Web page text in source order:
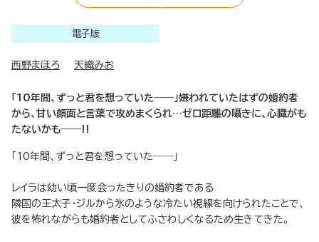
電子版
西野まほろ 天織みお
「10年間、ずっと君を想っていた――」嫌われていたはずの婚約者
から、甘い顔面と言葉で攻めまくられ…ゼロ距離の囁きに、心臓がも
たないかも――!!
「10年間、ずっと君を想っていた――」
レイラは幼い頃一度会ったきりの婚約者である
隣国の王太子・ジルから氷のような冷たい視線を向けられたことで、
彼を怖れながらも婚約者としてふさわしくなるため生きてきた。